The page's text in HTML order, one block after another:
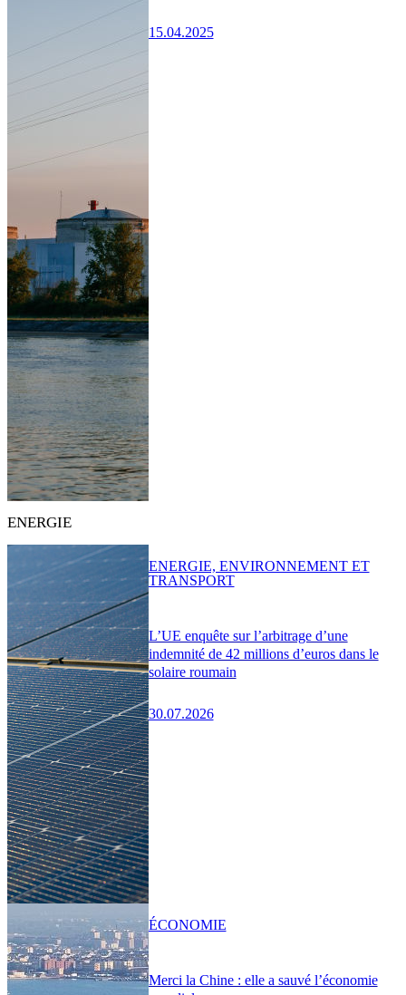
15.04.2025
ENERGIE
L’UE enquête sur l’arbitrage d’une
indemnité de 42 millions d’euros dans le
solaire roumain
30.07.2026
ENERGIE, ENVIRONNEMENT ET
TRANSPORT
Merci la Chine : elle a sauvé l’économie
ÉCONOMIE